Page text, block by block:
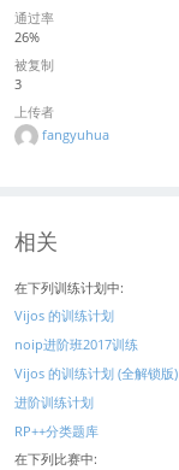
通过率
26%
被复制
3
上传者
fangyuhua
相关
在下列训练计划中:
Vijos 的训练计划
noip进阶班2017训练
Vijos 的训练计划 (全解锁版)
进阶训练计划
RP++分类题库
在下列比赛中: